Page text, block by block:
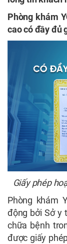
Phòng khám
cao có đầy đủ
Giấy phép
Phòng khám
động bởi Sở y
chữa bệnh
được giấy